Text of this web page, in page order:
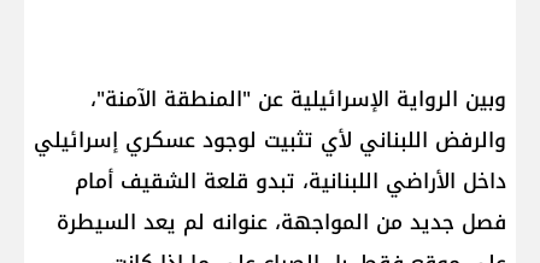
وبين الرواية الإسرائيلية عن "المنطقة الآمنة"،
والرفض اللبناني لأي تثبيت لوجود عسكري إسرائيلي
داخل الأراضي اللبنانية، تبدو قلعة الشقيف أمام
فصل جديد من المواجهة، عنوانه لم يعد السيطرة